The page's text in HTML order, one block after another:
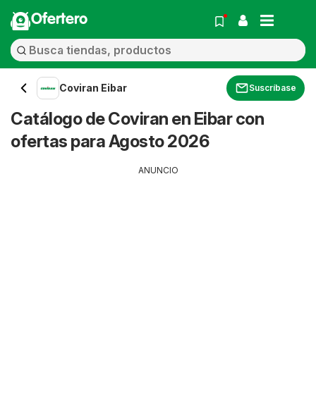
Ofertero
Coviran Eibar Suscríbase
Catálogo de Coviran en Eibar con
ofertas para Agosto 2026
ANUNCIO